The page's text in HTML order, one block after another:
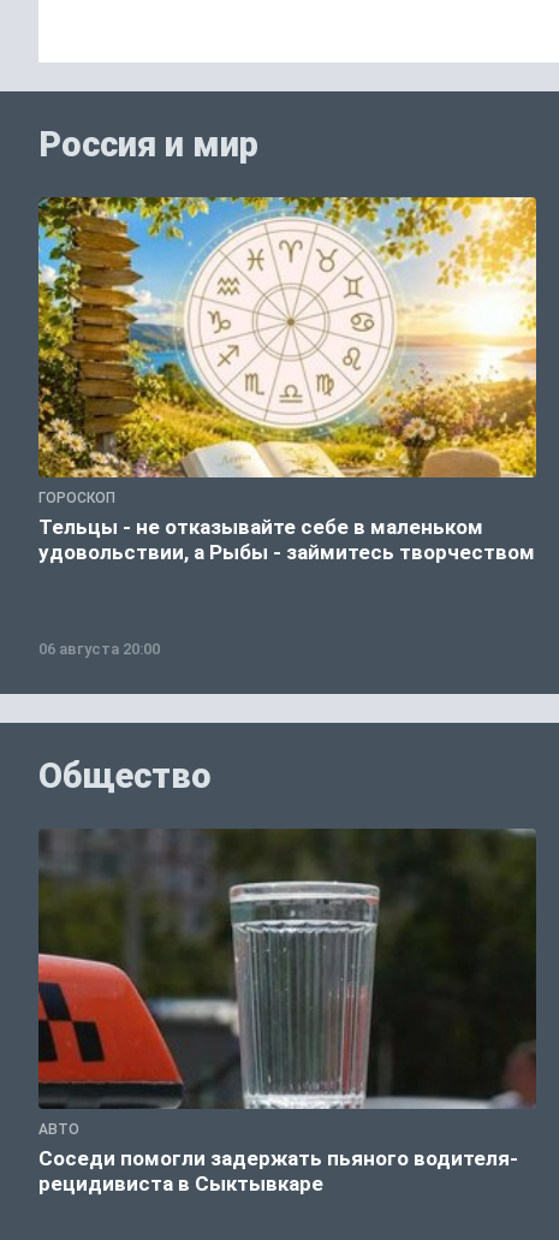
Россия и мир
ГОРОСКОП
Тельцы - не отказывайте себе в маленьком
удовольствии, а Рыбы - займитесь творчеством
06 августа 20:00
Общество
АВТО
Соседи помогли задержать пьяного водителя-
рецидивиста в Сыктывкаре